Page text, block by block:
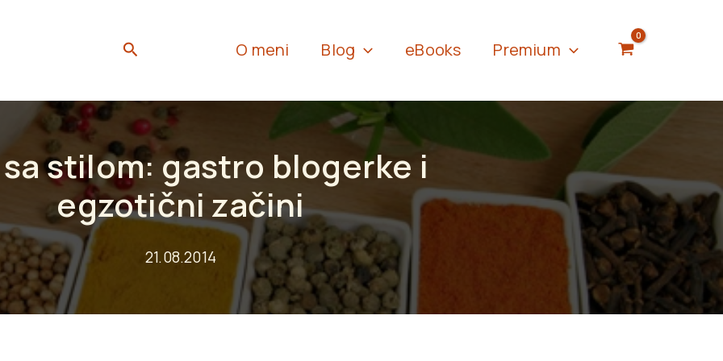
Search O meni Blog eBooks Premium
stilom: gastro blogerke i
egzotični začini
21.08.2014